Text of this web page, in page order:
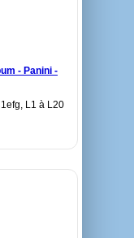
- Panini -
L1 à L20